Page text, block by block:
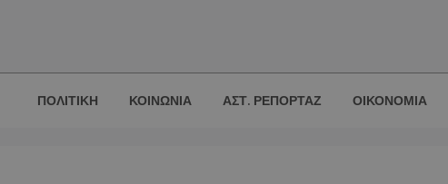
ΠΟΛΙΤΙΚΗ ΚΟΙΝΩΝΙΑ ΑΣΤ. ΡΕΠΟΡΤΑΖ ΟΙΚΟΝΟΜΙΑ